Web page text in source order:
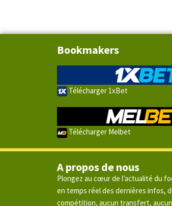
Bookmakers
Télécharger 1xBet
Télécharger Melbet
A propos de nous
Plongez au cœur de l’actualité du
en temps réel des dernières infos,
compétition, aucun transfert,